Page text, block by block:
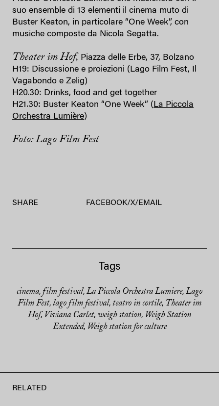
suo ensemble di 13 elementi il cinema muto di
Buster Keaton, in particolare “One Week”, con
musiche composte da Nicola Segatta.
Theater im Hof, Piazza delle Erbe, 37, Bolzano
H19: Discussione e proiezioni (Lago Film Fest, Il
Vagabondo e Zelig)
H20.30: Drinks, food and get together
H21.30: Buster Keaton “One Week” (La Piccola
Orchestra Lumière)
Foto: Lago Film Fest
SHARE FACEBOOK/X/EMAIL
Tags
cinema, film festival, La Piccola Orchestra Lumiere, Lago
Film Fest, lago film festival, teatro in cortile, Theater im
Hof, Viviana Carlet, weigh station, Weigh Station
Extended, Weigh station for culture
RELATED